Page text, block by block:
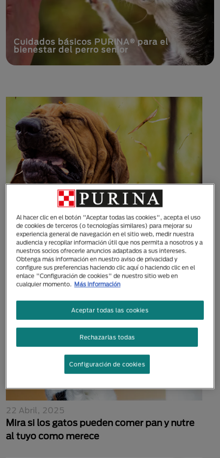
Cuidados básicos PURINA® para el
bienestar del perro senior
28 Octubre, 2022
¿Resfriados en perros? Conoce qué hace
estornudar a tu mascota
22 Abril, 2025
Mira si los gatos pueden comer pan y nutre
al tuyo como merece
Al hacer clic en el botón "Aceptar todas las cookies", acepta el uso
de cookies de terceros (o tecnologías similares) para mejorar su
experiencia general de navegación en el sitio web, medir nuestra
audiencia y recopilar información útil que nos permita a nosotros y a
nuestros socios ofrecerle anuncios adaptados a sus intereses.
Obtenga más información en nuestro aviso de privacidad y
configure sus preferencias haciendo clic aquí o haciendo clic en el
enlace "Configuración de cookies" de nuestro sitio web en
cualquier momento. Más información
Rechazarlas todas
Aceptar todas las cookies
Configuración de cookies